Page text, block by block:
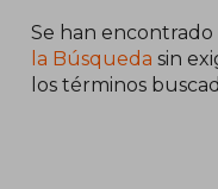
45%
dcto. $
Se han encontrado
la Búsqueda sin
los términos